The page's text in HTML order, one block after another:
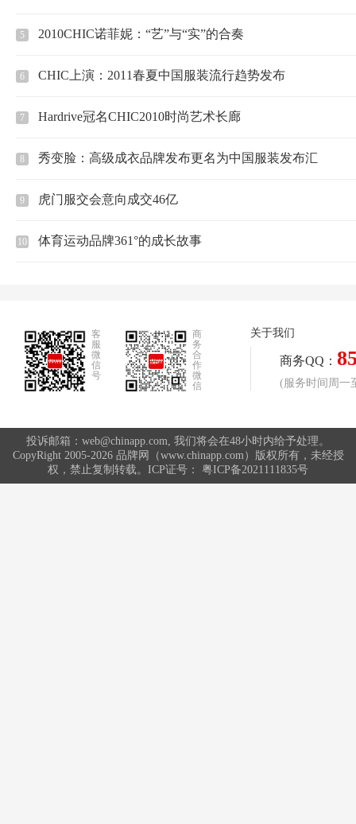
5 2010CHIC诺菲妮：“艺”与“实”的合奏
6 CHIC上演：2011春夏中国服装流行趋势发布
7 Hardrive冠名CHIC2010时尚艺术长廊
8 秀变脸：高级成衣品牌发布更名为中国服装发布汇
9 虎门服交会意向成交46亿
10 体育运动品牌361°的成长故事
客
服
微
信
号
商
务
合
作
微
信
关于我们
商务QQ：
(服务时间周一
投诉邮箱：web@chinapp.com, 我们将会在48小时内给予处理。
CopyRight 2005-2026 品牌网（www.chinapp.com）版权所有，未经授
权，禁止复制转载。ICP证号： 粤ICP备2021111835号